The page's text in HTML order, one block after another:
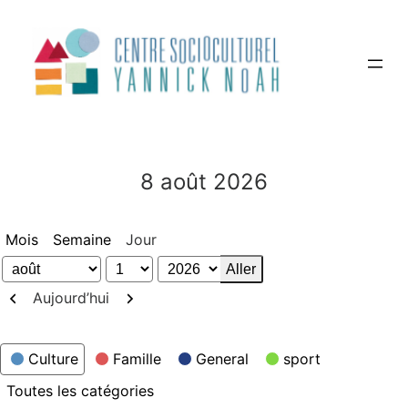
contenu
8 août 2026
Mois Semaine Jour
Mois
Jour
Année
Précédent
Aujourd’hui Suivant
Catégories
Culture Famille General
sport
Toutes les catégories